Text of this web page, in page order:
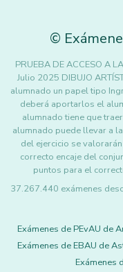
©
PRUEBA DE ACCESO A
Julio 2025 DIBUJO
alumnado un papel tipo
deberá aportarlos el
alumnado tiene que
alumnado puede llevar a
del ejercicio se
correcto encaje del
puntos para el
37.267.440 exámenes
Exámenes de PEvAU de
Exámenes de EBAU de
Exámenes